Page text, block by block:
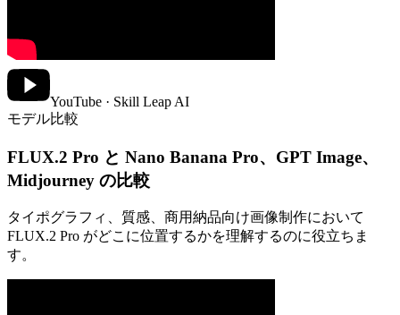
YouTube · Skill Leap AI
モデル比較
FLUX.2 Pro と Nano Banana Pro、GPT Image、
Midjourney の比較
タイポグラフィ、質感、商用納品向け画像制作において
FLUX.2 Pro がどこに位置するかを理解するのに役立ちま
す。